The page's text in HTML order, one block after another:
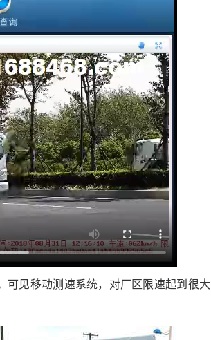
可见移动测速系统，对厂区限速起到很大